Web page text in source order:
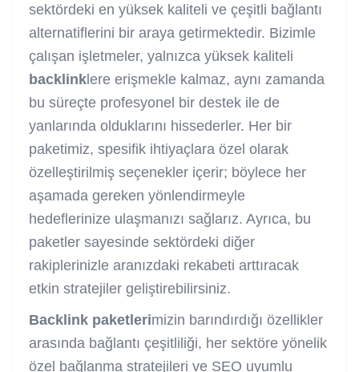
sektördeki en yüksek kaliteli ve çeşitli bağlantı
alternatiflerini bir araya getirmektedir. Bizimle
çalışan işletmeler, yalnızca yüksek kaliteli
backlinklere erişmekle kalmaz, aynı zamanda
bu süreçte profesyonel bir destek ile de
yanlarında olduklarını hissederler. Her bir
paketimiz, spesifik ihtiyaçlara özel olarak
özelleştirilmiş seçenekler içerir; böylece her
aşamada gereken yönlendirmeyle
hedeflerinize ulaşmanızı sağlarız. Ayrıca, bu
paketler sayesinde sektördeki diğer
rakiplerinizle aranızdaki rekabeti arttıracak
etkin stratejiler geliştirebilirsiniz.
Backlink paketlerimizin barındırdığı özellikler
arasında bağlantı çeşitliliği, her sektöre yönelik
özel bağlanma stratejileri ve SEO uyumlu